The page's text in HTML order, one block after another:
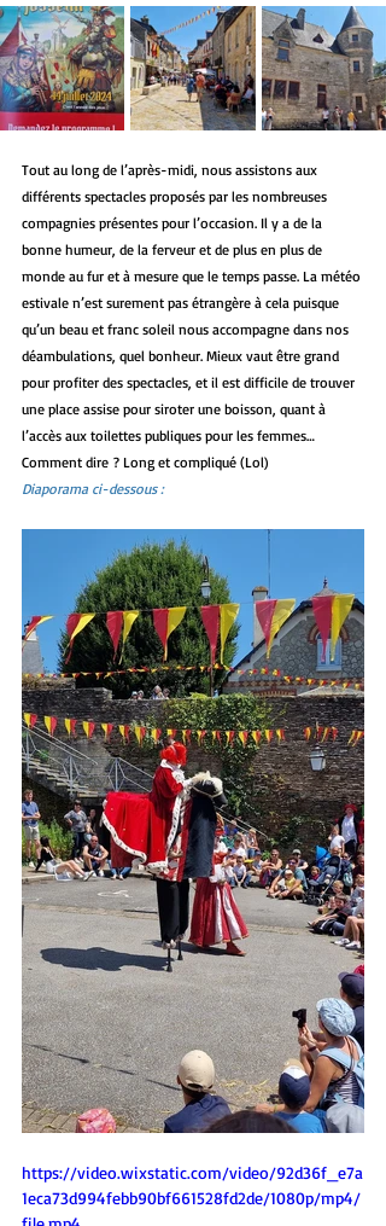
Tout au long de l’après-midi, nous assistons aux
différents spectacles proposés par les nombreuses
compagnies présentes pour l’occasion. Il y a de la
bonne humeur, de la ferveur et de plus en plus de
monde au fur et à mesure que le temps passe. La météo
estivale n’est surement pas étrangère à cela puisque
qu’un beau et franc soleil nous accompagne dans nos
déambulations, quel bonheur. Mieux vaut être grand
pour profiter des spectacles, et il est difficile de trouver
une place assise pour siroter une boisson, quant à
l’accès aux toilettes publiques pour les femmes…
Comment dire ? Long et compliqué (Lol)
Diaporama ci-dessous :
https://video.wixstatic.com/video/92d36f_e7a
1eca73d994febb90bf661528fd2de/1080p/mp4/